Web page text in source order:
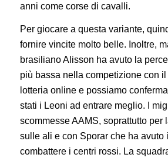
anni come corse di cavalli.
Per giocare a questa variante,
fornire vincite molto belle. Inoltre,
brasiliano Alisson ha avuto la
più bassa nella competizione con
lotteria online e possiamo
stati i Leoni ad entrare meglio. I
scommesse AAMS, soprattutto per
sulle ali e con Sporar che ha avuto
combattere i centri rossi. La